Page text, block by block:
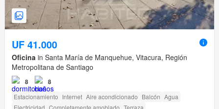
UF 41.000
Oficina in Santa María de Manquehue, Vitacura, Región
Metropolitana de Santiago
8 8
Estacionamiento Internet Aire acondicionado Balcón Agua